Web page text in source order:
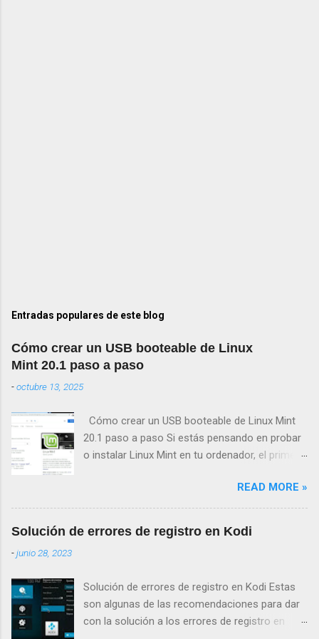
Entradas populares de este blog
Cómo crear un USB booteable de Linux
Mint 20.1 paso a paso
-octubre 13, 2025
Cómo crear un USB booteable de Linux Mint
20.1 paso a paso Si estás pensando en probar
o instalar Linux Mint en tu ordenador, el primer
Mint 20.1 . Este proceso te permitirá iniciar el
sistema operativo desde una memoria USB, sin
necesidad de modificar tu disco duro hasta que
decidas hacerlo. A continuación te explicamos
y cómo iniciar tu PC desde él. Tabla de
contenidos Qué necesitas para crear un USB
booteable de Linux Mint Descarga de Linux Mint
READ MORE »
Solución de errores de registro en Kodi
-junio 28, 2023
Solución de errores de registro en Kodi Estas
son algunas de las recomendaciones para dar
con la solución a los errores de registro en